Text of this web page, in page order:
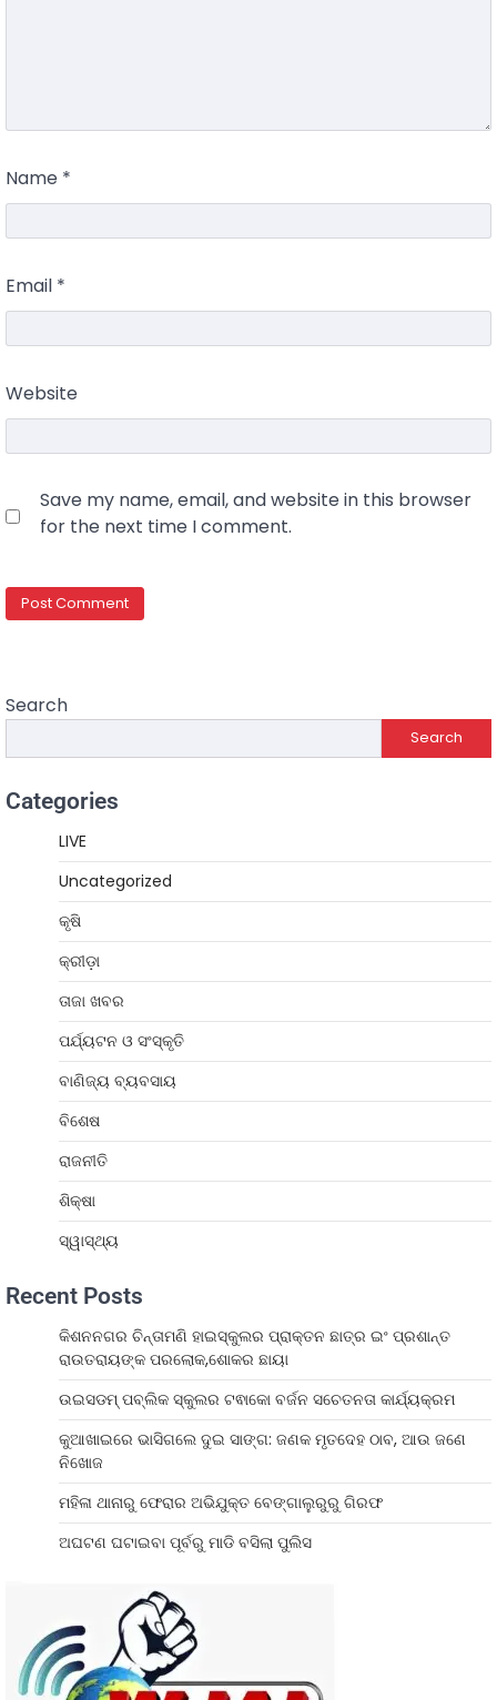
Name *
Email *
Website
Save my name, email, and website in this browser
for the next time I comment.
Search
Search
Categories
LIVE
Uncategorized
କୃଷି
କ୍ରୀଡ଼ା
ତାଜା ଖବର
ପର୍ଯ୍ୟଟନ ଓ ସଂସ୍କୃତି
ବାଣିଜ୍ୟ ବ୍ୟବସାୟ
ବିଶେଷ
ରାଜନୀତି
ଶିକ୍ଷା
ସ୍ୱାସ୍ଥ୍ୟ
Recent Posts
କିଶନନଗର ଚିନ୍ତାମଣି ହାଇସ୍କୁଲର ପ୍ରାକ୍ତନ ଛାତ୍ର ଇଂ ପ୍ରଶାନ୍ତ
ରାଉତରାୟଙ୍କ ପରଲୋକ,ଶୋକର ଛାୟା
ଉଇସଡମ୍ ପବ୍ଲିକ ସ୍କୁଲର ଟଵାକୋ ବର୍ଜନ ସଚେତନତା କାର୍ଯ୍ୟକ୍ରମ
କୁଆଖାଇରେ ଭାସିଗଲେ ଦୁଇ ସାଙ୍ଗ: ଜଣକ ମୃତଦେହ ଠାବ, ଆଉ ଜଣେ
ନିଖୋଜ
ମହିଳା ଥାନାରୁ ଫେରାର ଅଭିଯୁକ୍ତ ବେଙ୍ଗାଲୁରୁରୁ ଗିରଫ
ଅଘଟଣ ଘଟାଇବା ପୂର୍ବରୁ ମାଡି ବସିଲା ପୁଲିସ